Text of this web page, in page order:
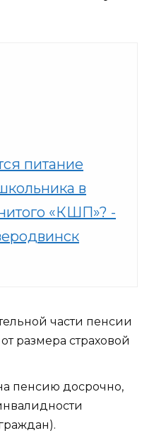
питание
в
«КШП»? -
части пенсии
размера страховой
пенсию досрочно,